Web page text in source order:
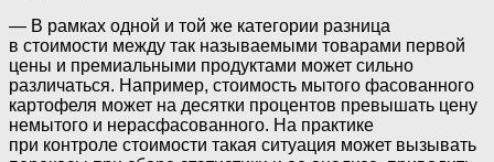
— В рамках одной и той же категории разница
в стоимости между так называемыми товарами первой
цены и премиальными продуктами может сильно
различаться. Например, стоимость мытого фасованного
картофеля может на десятки процентов превышать цену
немытого и нерасфасованного. На практике
при контроле стоимости такая ситуация может вызывать